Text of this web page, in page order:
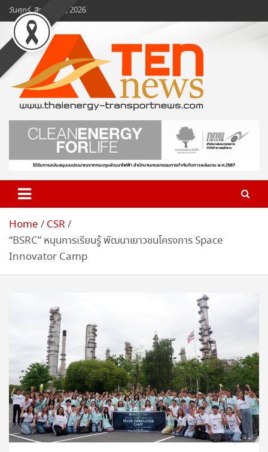
Skip
to
content
วันศุกร์, สิงหาคม 7, 2026
www.ten-news.com
ข่าวพลังงานและคมนาคม
Home
CSR
“BSRC” หนุนการเรียนรู้ พัฒนาเยาวชนโครงการ Space
Innovator Camp